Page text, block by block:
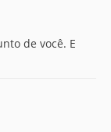
de você. E